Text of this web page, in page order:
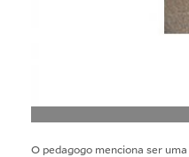
O pedagogo menciona ser